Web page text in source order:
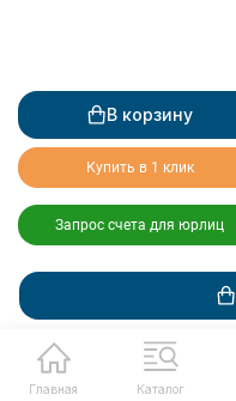
В корзину
Купить в 1 клик
Запрос счета для юрлиц
Главная Каталог